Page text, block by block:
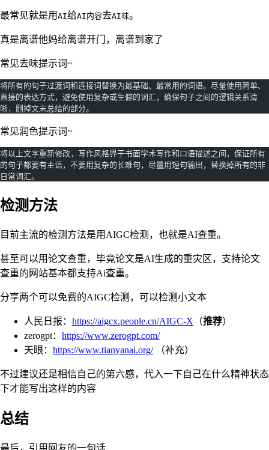
最常见就是用 AI给AI内容去AI味。
真是离谱他妈给离谱开门，离谱到家了
常见去味提示词~
将所有的句子过渡词和连接词替换为最基础、最常用的词语。尽量使用简单、
直接的表达方式，避免使用复杂或生僻的词汇，确保句子之间的逻辑关系清
晰，删掉文末总结的部分。
常见润色提示词~
将以上文字重新修改，写作风格界于书面学术写作和口语描述之间，保证所有
的句子都要有主语，不要用复杂的长难句，尽量用短句输出，替换掉所有的非
日常词汇。
检测方法
目前主流的检测方法是用AIGC检测，也就是AI查重。
甚至可以用论文查重，毕竟论文是AI生成的重灾区，支持论文
查重的网站基本都支持Ai查重。
分享两个可以免费的AIGC检测，可以检测小文本
人民日报： https://aigcx.people.cn/AIGC-X （推荐）
zerogpt： https://www.zerogpt.com/
天眼： https://www.tianyanai.org/（补充）
不过建议还是相信自己的第六感，代入一下自己在什么精神状态
下才能写出这样的内容
总结
最后，引用网友的一句话